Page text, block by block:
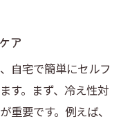
ア
自宅で簡単にセルフ
す。まず、冷え性対
重要です。例えば、